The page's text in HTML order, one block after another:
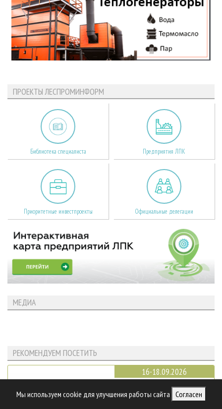
Мы используем cookie для улучшения работы сайта Согласен
ПРОЕКТЫ ЛЕСПРОМИНФОРМ
Библиотека специалиста Предприятия ЛПК
Приоритетные инвестпроекты Официальные делегации
МЕДИА
РЕКОМЕНДУЕМ ПОСЕТИТЬ
16-18.09.2026
Эксподрев